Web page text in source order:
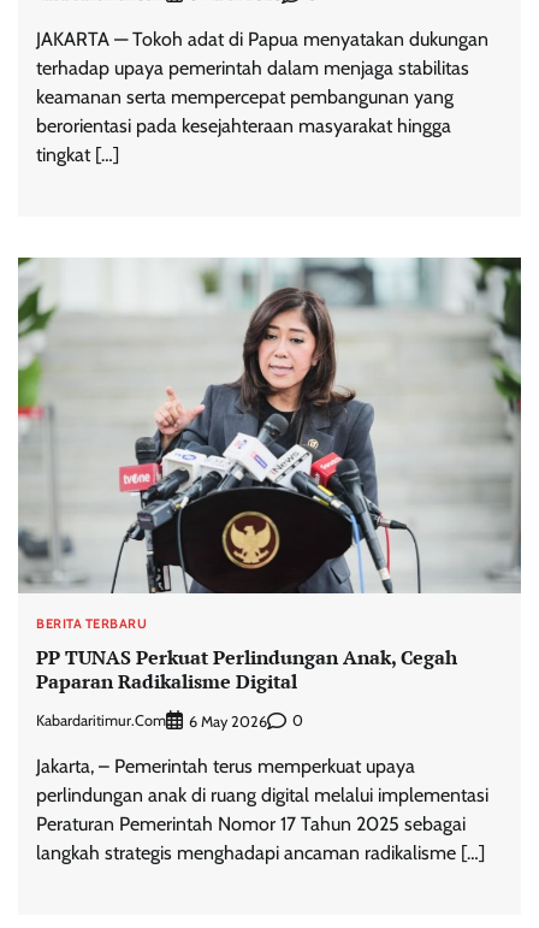
JAKARTA — Tokoh adat di Papua menyatakan dukungan
terhadap upaya pemerintah dalam menjaga stabilitas
keamanan serta mempercepat pembangunan yang
berorientasi pada kesejahteraan masyarakat hingga
tingkat […]
BERITA TERBARU
PP TUNAS Perkuat Perlindungan Anak, Cegah
Paparan Radikalisme Digital
Kabardaritimur.com 6 May 2026 0
Jakarta, – Pemerintah terus memperkuat upaya
perlindungan anak di ruang digital melalui implementasi
Peraturan Pemerintah Nomor 17 Tahun 2025 sebagai
langkah strategis menghadapi ancaman radikalisme […]